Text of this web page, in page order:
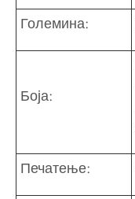
Големина:
Боја:
Печатење: